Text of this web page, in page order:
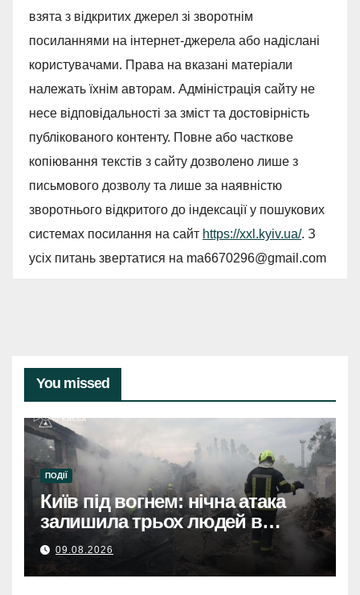
взята з відкритих джерел зі зворотнім
посиланнями на інтернет-джерела або надіслані
користувачами. Права на вказані матеріали
належать їхнім авторам. Адміністрація сайту не
несе відповідальності за зміст та достовірність
публікованого контенту. Повне або часткове
копіювання текстів з сайту дозволено лише з
письмового дозволу та лише за наявністю
зворотнього відкритого до індексації у пошукових
системах посилання на сайт https://xxl.kyiv.ua/. З
усіх питань звертатися на ma6670296@gmail.com
You missed
ПОДІЇ
Київ під вогнем: нічна атака
залишила трьох людей в
лікарнях.
09.08.2026